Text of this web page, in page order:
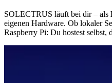
SOLECTRUS läuft bei dir – als
eigenen Hardware. Ob lokaler
Raspberry Pi: Du hostest selbst,